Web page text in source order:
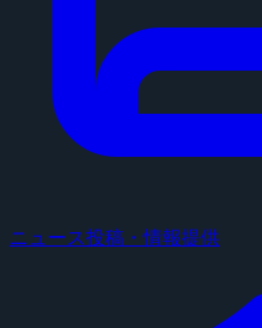
ニュース投稿・情報提供